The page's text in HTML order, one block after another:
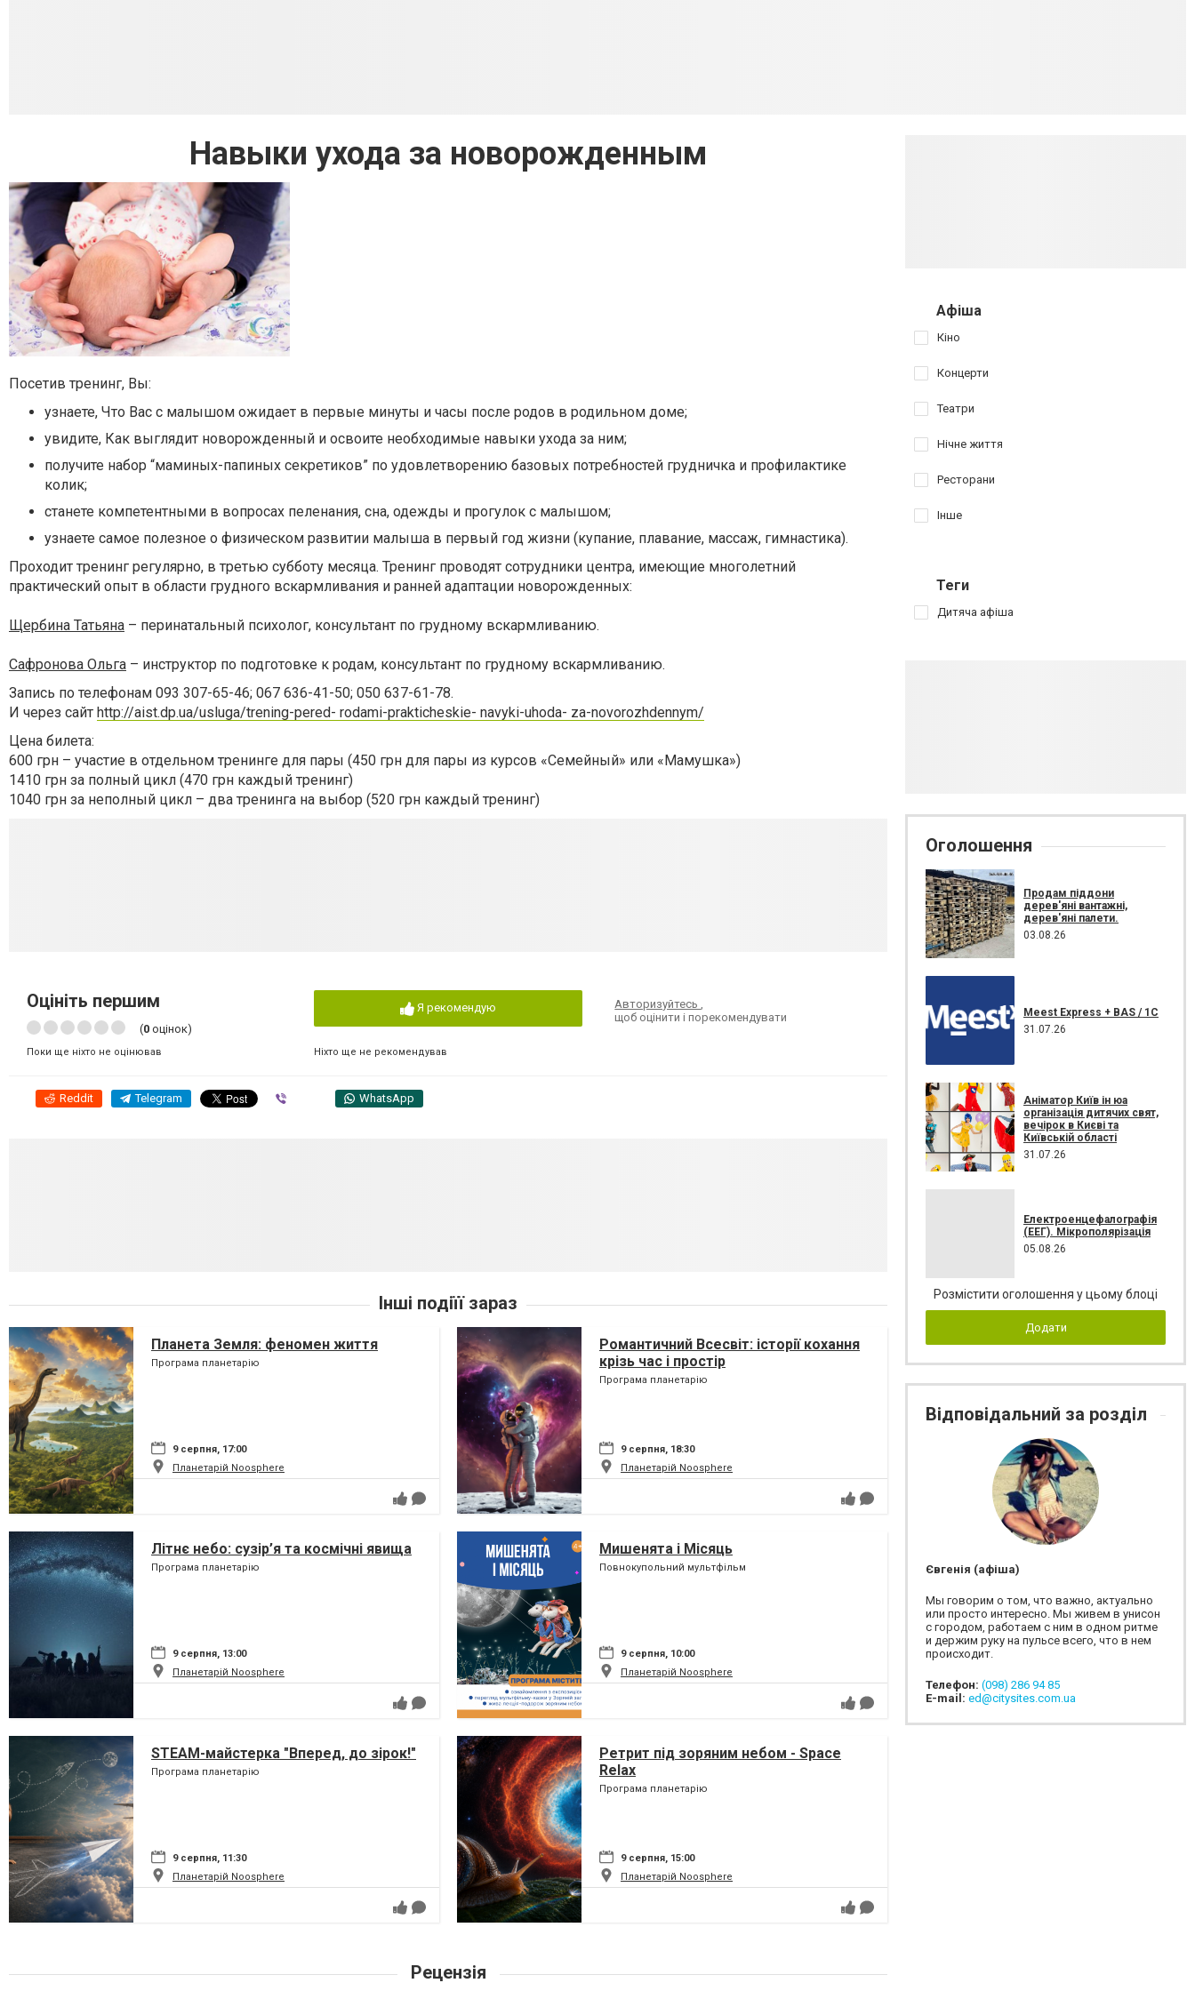
Навыки ухода за новорожденным
Посетив тренинг, Вы:
узнаете, Что Вас с малышом ожидает в первые минуты и часы после родов в родильном доме;
увидите, Как выглядит новорожденный и освоите необходимые навыки ухода за ним;
получите набор “маминых-папиных секретиков” по удовлетворению базовых потребностей грудничка и профилактике
колик;
станете компетентными в вопросах пеленания, сна, одежды и прогулок с малышом;
узнаете самое полезное о физическом развитии малыша в первый год жизни (купание, плавание, массаж, гимнастика).
Проходит тренинг регулярно, в третью субботу месяца. Тренинг проводят сотрудники центра, имеющие многолетний
практический опыт в области грудного вскармливания и ранней адаптации новорожденных:
Щербина Татьяна – перинатальный психолог, консультант по грудному вскармливанию.
Сафронова Ольга – инструктор по подготовке к родам, консультант по грудному вскармливанию.
Запись по телефонам 093 307-65-46; 067 636-41-50; 050 637-61-78.
И через сайт http://aist.dp.ua/usluga/trening-pered- rodami-prakticheskie- navyki-uhoda- za-novorozhdennym/
Цена билета:
600 грн – участие в отдельном тренинге для пары (450 грн для пары из курсов «Семейный» или «Мамушка»)
1410 грн за полный цикл (470 грн каждый тренинг)
1040 грн за неполный цикл – два тренинга на выбор (520 грн каждый тренинг)
Оцініть першим
(0 оцінок)
Поки ще ніхто не оцінював
Я рекомендую
Ніхто ще не рекомендував
Авторизуйтесь,
щоб оцінити і порекомендувати
Reddit Telegram WhatsApp
Інші подіїї зараз
Планета Земля: феномен життя
Програма планетарію
9 серпня, 17:00
Планетарій Noosphere
Романтичний Всесвіт: історії кохання
крізь час і простір
Програма планетарію
9 серпня, 18:30
Планетарій Noosphere
Літнє небо: сузір’я та космічні явища
Програма планетарію
9 серпня, 13:00
Планетарій Noosphere
Мишенята і Місяць
Повнокупольний мультфільм
9 серпня, 10:00
Планетарій Noosphere
STEAM-майстерка "Вперед, до зірок!"
Програма планетарію
9 серпня, 11:30
Планетарій Noosphere
Ретрит під зоряним небом - Space
Relax
Програма планетарію
9 серпня, 15:00
Планетарій Noosphere
Рецензія
Афіша
Кіно
Концерти
Театри
Нічне життя
Ресторани
Інше
Теги
Дитяча афіша
Оголошення
Продам піддони
дерев'яні вантажні,
дерев'яні палети.
03.08.26
Meest Express + BAS / 1C
31.07.26
Аніматор Київ ін юа
організація дитячих свят,
вечірок в Києві та
Київській області
31.07.26
Електроенцефалографія
(ЕЕГ). Мікрополярізація
05.08.26
Розмістити оголошення у цьому блоці
Додати
Відповідальний за розділ
Євгенія (афіша)
Мы говорим о том, что важно, актуально
или просто интересно. Мы живем в унисон
с городом, работаем с ним в одном ритме
и держим руку на пульсе всего, что в нем
происходит.
Телефон: (098) 286 94 85
E-mail: ed@citysites.com.ua